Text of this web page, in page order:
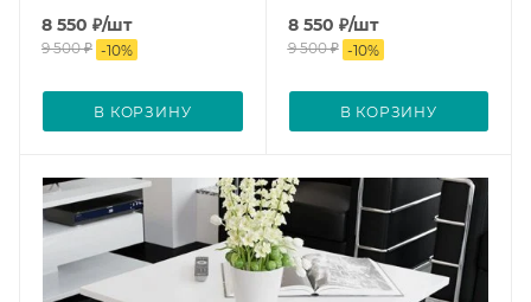
8 550 ₽/шт
9 500₽ -10%
В КОРЗИНУ
8 550 ₽/шт
9 500₽ -10%
В КОРЗИНУ